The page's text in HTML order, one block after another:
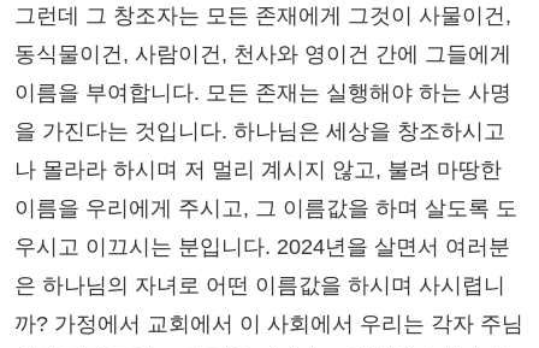
그런데 그 창조자는 모든 존재에게 그것이 사물이건,
동식물이건, 사람이건, 천사와 영이건 간에 그들에게
이름을 부여합니다. 모든 존재는 실행해야 하는 사명
을 가진다는 것입니다. 하나님은 세상을 창조하시고
나 몰라라 하시며 저 멀리 계시지 않고, 불려 마땅한
이름을 우리에게 주시고, 그 이름값을 하며 살도록 도
우시고 이끄시는 분입니다. 2024년을 살면서 여러분
은 하나님의 자녀로 어떤 이름값을 하시며 사시렵니
까? 가정에서 교회에서 이 사회에서 우리는 각자 주님